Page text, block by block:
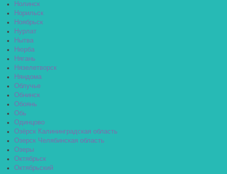
Нолинск
Норильск
Ноябрьск
Нурлат
Нытва
Нюрба
Нягань
Нязелетворск
Няндома
Облучье
Обнинск
Обоянь
Обь
Одинцово
Озёрск Калининградская область
Озерск Челябинская область
Озеры
Октябрьск
Октябрьский